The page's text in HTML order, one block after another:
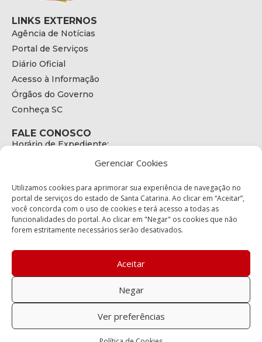
Gerenciar Cookies
Utilizamos cookies para aprimorar sua experiência de navegação no
portal de serviços do estado de Santa Catarina. Ao clicar em “Aceitar”,
você concorda com o uso de cookies e terá acesso a todas as
funcionalidades do portal. Ao clicar em "Negar" os cookies que não
forem estritamente necessários serão desativados.
Aceitar
Negar
Ver preferências
LINKS EXTERNOS
Agência de Notícias
Portal de Serviços
Diário Oficial
Acesso à Informação
Órgãos do Governo
Conheça SC
FALE CONOSCO
Horário de Expediente:
E-mail:
secretariaexecutiva@cetran.sc.gov.br
ENDEREÇO
Endereço:
Bairro:
Coqueiros, Florianópolis SC
88.080-160
Política de privacidade
Copyright © 2023 Todos os Direitos Reservados SC - Governo de